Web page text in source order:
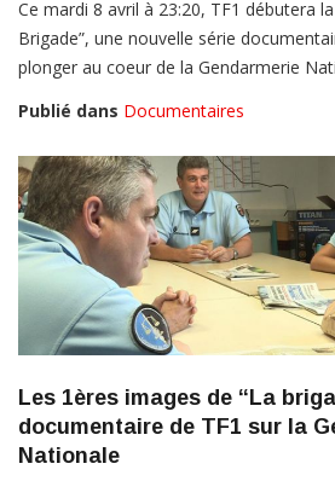
Ce mardi 8 avril à 23:20, TF1 débutera
Brigade”, une nouvelle série
plonger au coeur de la Gendarmerie
Publié dans Documentaires
Les 1ères images de “La
documentaire de TF1 sur la
Nationale